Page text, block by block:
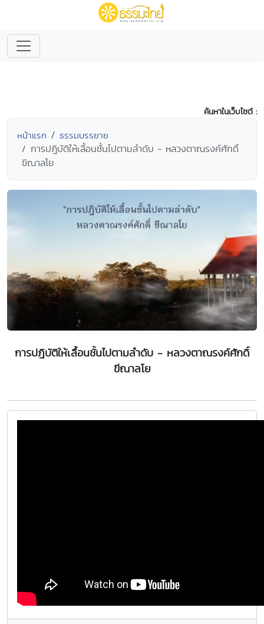
ค้นหาในเว็บไซต์ :
หน้าแรก ธรรมบรรยาย
การปฎิบัติให้เลื้อนชั้นไปตามลำดับ - หลวงตาณรงค์ศักดิ์
ขีณาลโย
การปฎิบัติให้เลื้อนชั้นไปตามลำดับ - หลวงตาณรงค์ศักดิ์
ขีณาลโย